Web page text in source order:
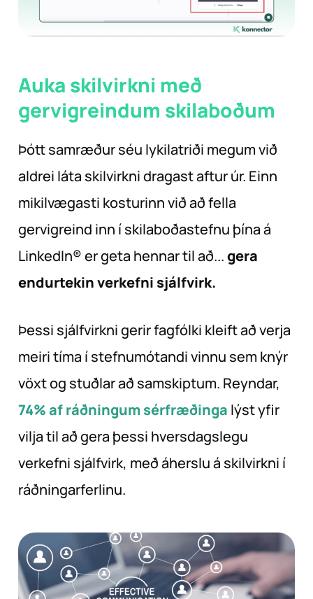
Auka skilvirkni með
gervigreindum skilaboðum
Þótt samræður séu lykilatriði megum við
aldrei láta skilvirkni dragast aftur úr. Einn
mikilvægasti kosturinn við að fella
gervigreind inn í skilaboðastefnu þína á
LinkedIn® er geta hennar til að...gera
endurtekin verkefni sjálfvirk.
Þessi sjálfvirkni gerir fagfólki kleift að verja
meiri tíma í stefnumótandi vinnu sem knýr
vöxt og stuðlar að samskiptum. Reyndar,
74% af ráðningum sérfræðinga lýst yfir
vilja til að gera þessi hversdagslegu
verkefni sjálfvirk, með áherslu á skilvirkni í
ráðningarferlinu.